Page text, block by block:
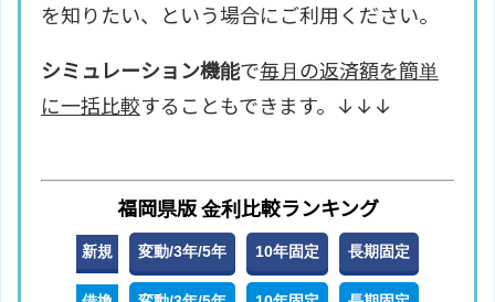
を知りたい、という場合にご利用ください。
シミュレーション機能で毎月の返済額を簡単
に一括比較することもできます。↓↓↓
福岡県版 金利比較ランキング
新規 変動/3年/5年 10年固定 長期固定